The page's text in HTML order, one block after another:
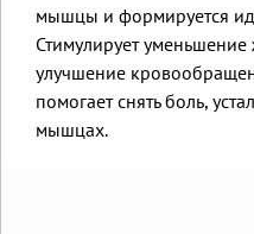
мышцы и формируется
Стимулирует
улучшение
помогает снять боль,
мышцах.